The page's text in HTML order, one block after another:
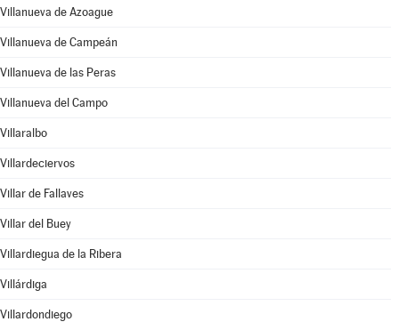
Villanueva de Azoague
Villanueva de Campeán
Villanueva de las Peras
Villanueva del Campo
Villaralbo
Villardeciervos
Villar de Fallaves
Villar del Buey
Villardiegua de la Ribera
Villárdiga
Villardondiego